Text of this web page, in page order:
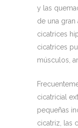
y las
de una
cicatrices
cicatrices
músculos,
cicatricial
pequeñas
cicatriz, las